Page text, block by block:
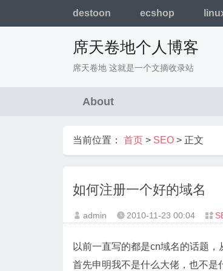
destoon ecshop
席天卷地个人博客
席天卷地 这就是一个文摘收录站
About
当前位置： 首页 > SEO > 正文
如何注册一个好的域名
 admin  2010-11-23 00:04 
以前一直写的都是cn域名的话题
首先申明我不是什么大佬，也不